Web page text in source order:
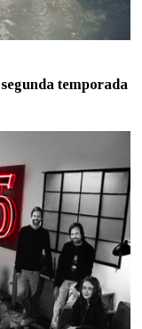
temporada